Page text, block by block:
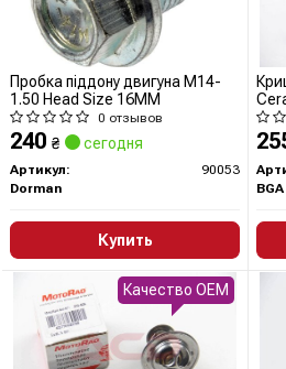
Пробка піддону двигуна M14-
1.50 Head Size 16MM
0 отзывов
240 ₴ сегодня
Артикул:
90053
Dorman
Купить
BGA
Качество OEM